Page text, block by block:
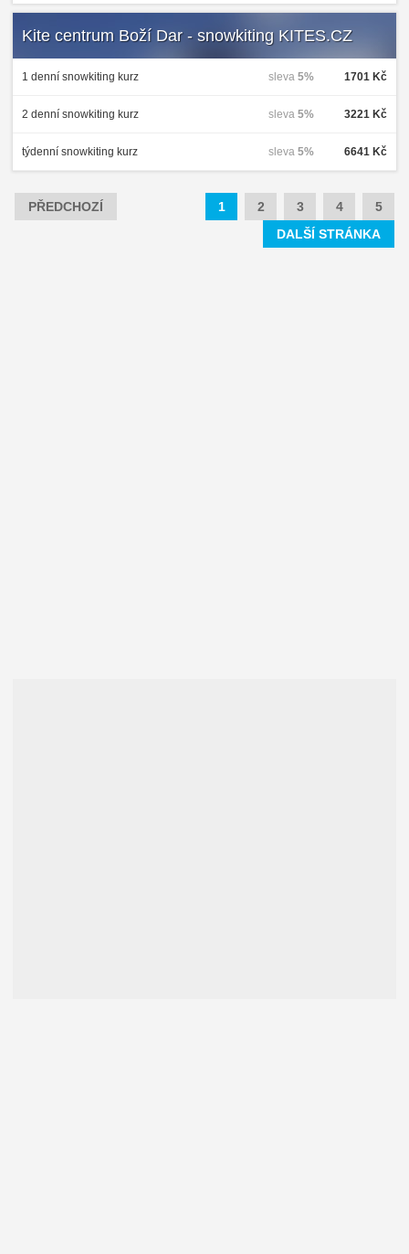
Kite centrum Boží Dar - snowkiting KITES.CZ
1 denní snowkiting kurz 1701 Kč
sleva 5%
2 denní snowkiting kurz 3221 Kč
sleva 5%
týdenní snowkiting kurz 6641 Kč
sleva 5%
PŘEDCHOZÍ 1 2 3 4
5
DALŠÍ STRÁNKA